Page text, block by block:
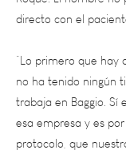
“Lo primero que hay
no ha tenido
trabaja en Baggio.
esa empresa y es
protocolo, que